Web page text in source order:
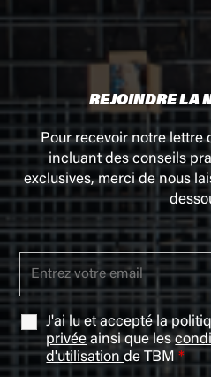
REJOINDRE LA
Pour recevoir notre lettre
incluant des conseils
exclusives, merci de nous
J'ai lu et accepté la
privéeainsi que les
d'utilisationde TBM*